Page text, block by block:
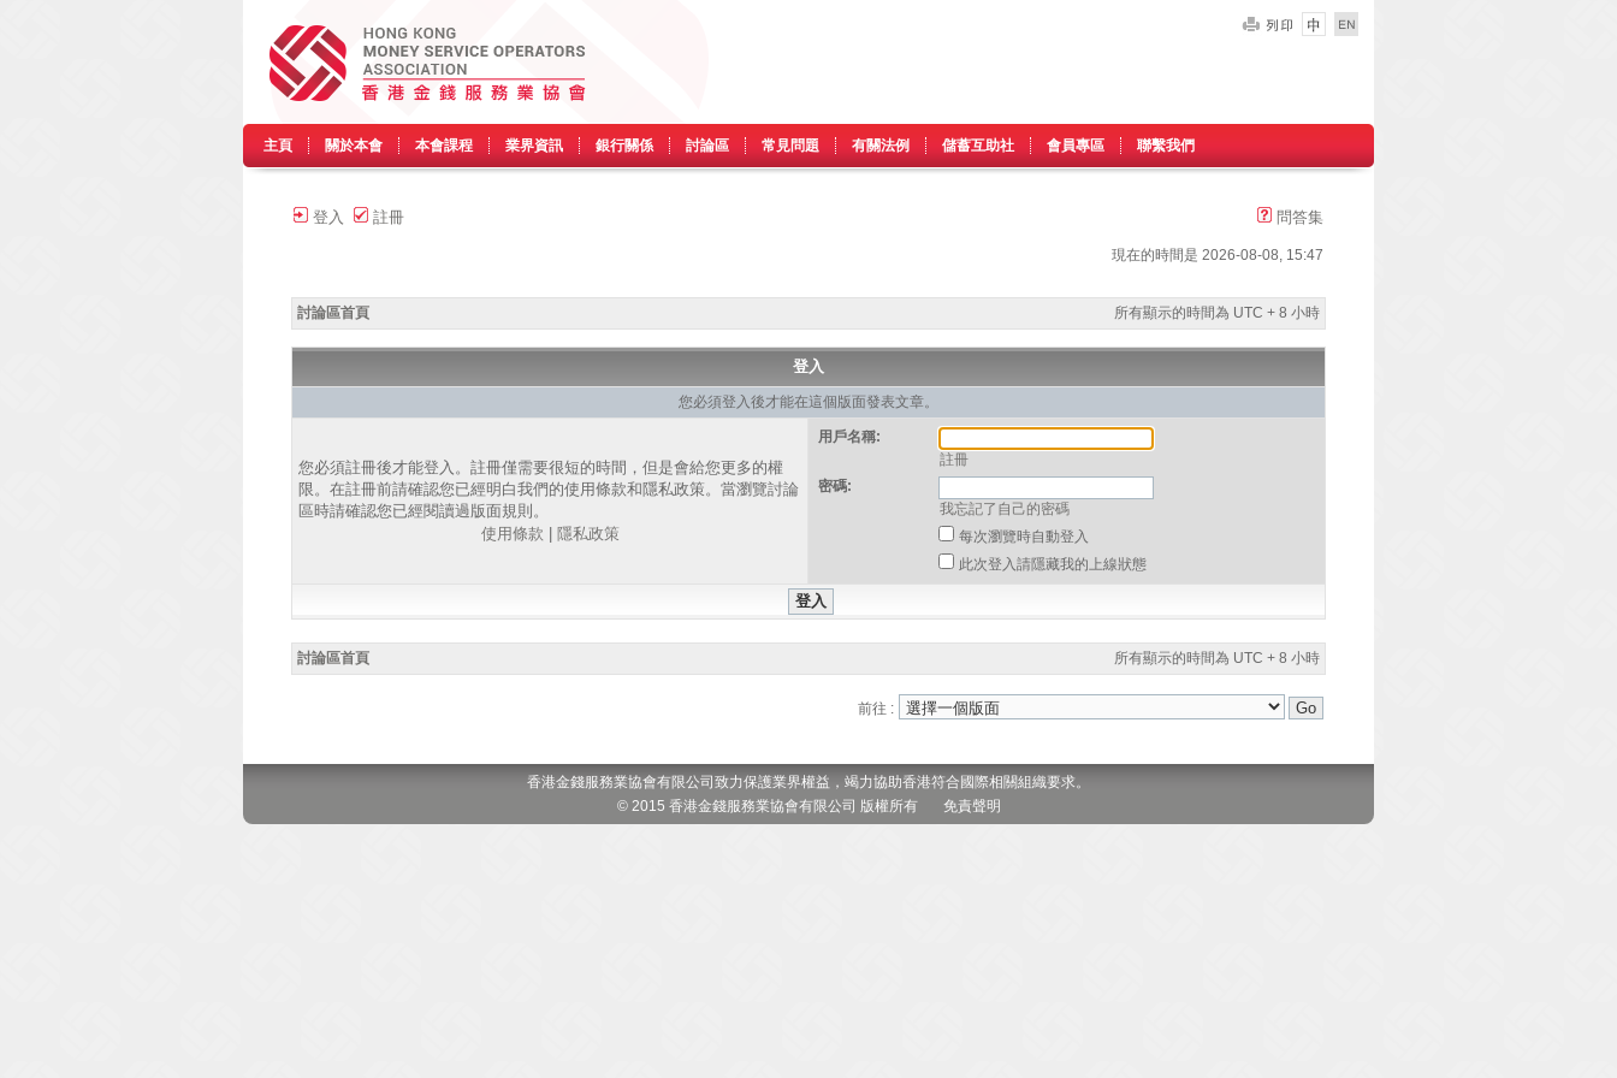
主頁 關於本會 本會課程 業界資訊 銀行關係 討論區 常見問題 有關法例 儲蓄互助社 會員專區 聯繫我們
登入 註冊 問答集
現在的時間是 2026-08-08, 15:47
討論區首頁 所有顯示的時間為 UTC + 8 小時
登入
您必須登入後才能在這個版面發表文章。
您必須註冊後才能登入。註冊僅需要很短的時間，但是會給您更多的權
限。在註冊前請確認您已經明白我們的使用條款和隱私政策。當瀏覽討論
區時請確認您已經閱讀過版面規則。
使用條款
隱私政策
用戶名稱:
註冊
密碼:
我忘記了自己的密碼
每次瀏覽時自動登入
此次登入請隱藏我的上線狀態
討論區首頁 所有顯示的時間為 UTC + 8 小時
前往 :
香港金錢服務業協會有限公司致力保護業界權益，竭力協助香港符合國際相關組織要求。
© 2015 香港金錢服務業協會有限公司 版權所有 免責聲明